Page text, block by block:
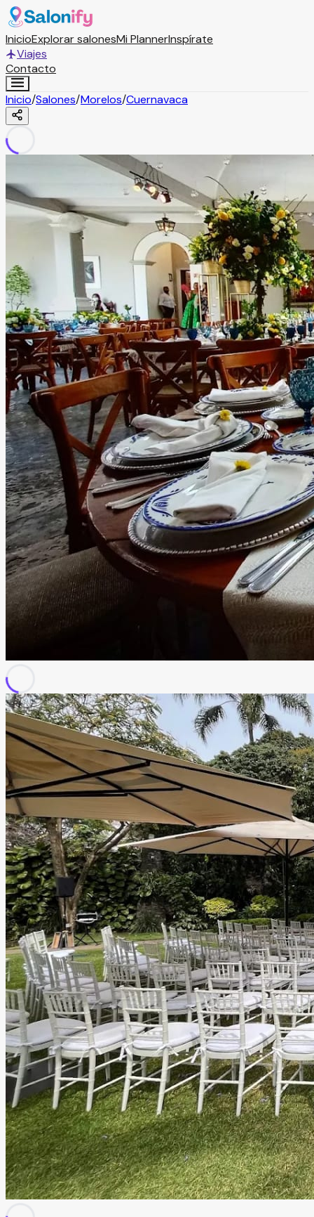
InicioExplorar salonesMi PlannerInspírate
Viajes
Contacto
Inicio/Salones/Morelos/Cuernavaca